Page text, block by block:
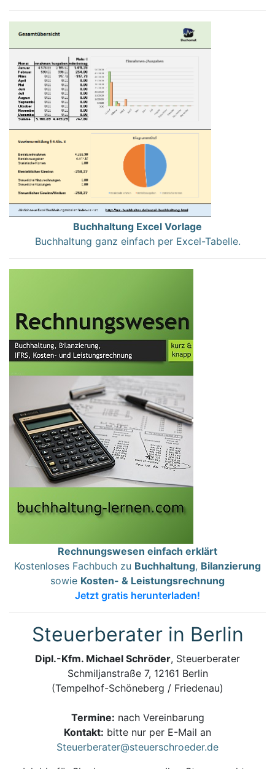
Buchhaltung Excel Vorlage
Buchhaltung ganz einfach per Excel-Tabelle.
Rechnungswesen einfach erklärt
Kostenloses Fachbuch zu Buchhaltung, Bilanzierung
sowie Kosten- & Leistungsrechnung
Jetzt gratis herunterladen!
Steuerberater in Berlin
Dipl.-Kfm. Michael Schröder, Steuerberater
Schmiljanstraße 7, 12161 Berlin
(Tempelhof-Schöneberg / Friedenau)
Termine: nach Vereinbarung
Kontakt: bitte nur per E-Mail an
Steuerberater@steuerschroeder.de